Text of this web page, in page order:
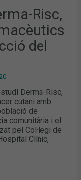
Risc,
del
Derma-Risc,
cutani amb
de
comunitària i el
pel Col·legi de
Clínic,